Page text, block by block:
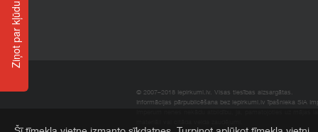
© 2007–2018 Iepirkumi.lv. Visas tiesības aizsargātas.
Informācijas pārpublicēšana bez iepirkumi.lv īpašnieka SIA
Ziņot par kļūdu